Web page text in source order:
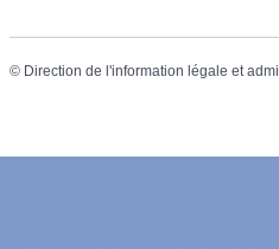
© Direction de l'information légale et